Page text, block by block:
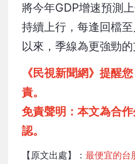
將今年GDP增速預測
持續上行，每逢回檔
以來，季線為更強勁
《民視新聞網》提醒
責。
免責聲明：本文為合
認。
【原文出處】：最便宜的